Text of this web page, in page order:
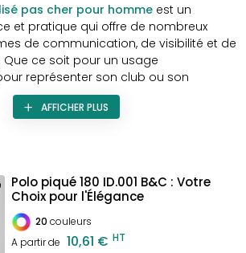
pas cher pour homme est un
et pratique qui offre de nombreux
de communication, de visibilité et de
ce soit pour un usage
représenter son club ou son
homme personnalisé
fièrement ses couleurs et son
AFFICHER PLUS
Polo piqué 180 ID.001 B&C : Votre
Choix pour l'Élégance
20 couleurs
A partir de 10,61 € HT